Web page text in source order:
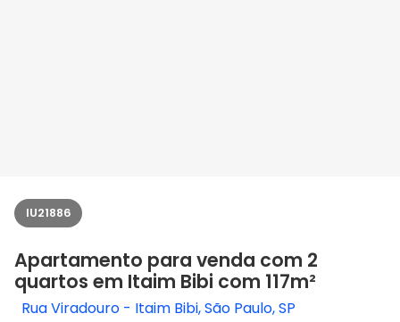
IU21886
Apartamento para venda com 2
quartos em Itaim Bibi com 117m²
Rua Viradouro - Itaim Bibi, São Paulo, SP